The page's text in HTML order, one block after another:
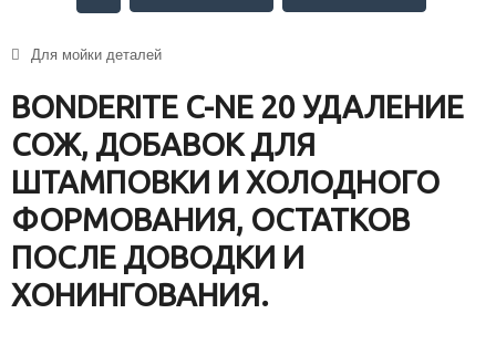
Для мойки деталей
BONDERITE C-NE 20 УДАЛЕНИЕ
СОЖ, ДОБАВОК ДЛЯ
ШТАМПОВКИ И ХОЛОДНОГО
ФОРМОВАНИЯ, ОСТАТКОВ
ПОСЛЕ ДОВОДКИ И
ХОНИНГОВАНИЯ.